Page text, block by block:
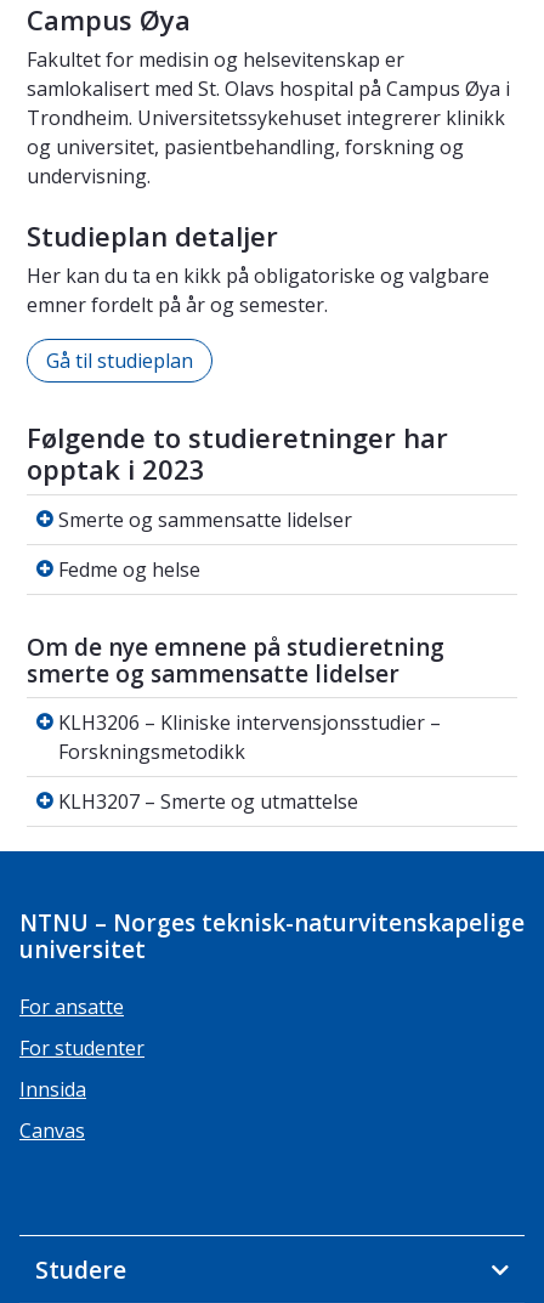
Campus Øya
Fakultet for medisin og helsevitenskap er
samlokalisert med St. Olavs hospital på Campus Øya i
Trondheim. Universitetssykehuset integrerer klinikk
og universitet, pasientbehandling, forskning og
undervisning.
Studieplan detaljer
Her kan du ta en kikk på obligatoriske og valgbare
emner fordelt på år og semester.
Gå til studieplan
Følgende to studieretninger har
opptak i 2023
Smerte og sammensatte lidelser
Smerte og sammensatte lidelser
Fedme og helse
Fedme og helse
Om de nye emnene på studieretning
smerte og sammensatte lidelser
KLH3206 – Kliniske intervensjonsstudier –
KLH3206 – Kliniske intervensjonsstudier –
Forskningsmetodikk
KLH3207 – Smerte og utmattelse
KLH3207 – Smerte og utmattelse
NTNU – Norges teknisk-naturvitenskapelige
universitet
For ansatte
For studenter
Innsida
Canvas
Studere